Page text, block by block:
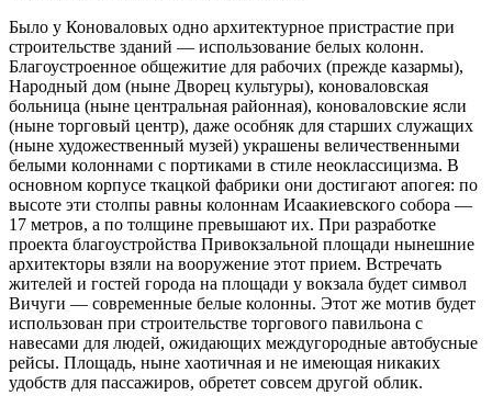
Было у Коноваловых одно архитектурное пристрастие при
строительстве зданий — использование белых колонн.
Благоустроенное общежитие для рабочих (прежде казармы),
Народный дом (ныне Дворец культуры), коноваловская
больница (ныне центральная районная), коноваловские ясли
(ныне торговый центр), даже особняк для старших служащих
(ныне художественный музей) украшены величественными
белыми колоннами с портиками в стиле неоклассицизма. В
основном корпусе ткацкой фабрики они достигают апогея: по
высоте эти столпы равны колоннам Исаакиевского собора —
17 метров, а по толщине превышают их. При разработке
проекта благоустройства Привокзальной площади нынешние
архитекторы взяли на вооружение этот прием. Встречать
жителей и гостей города на площади у вокзала будет символ
Вичуги — современные белые колонны. Этот же мотив будет
использован при строительстве торгового павильона с
навесами для людей, ожидающих междугородные автобусные
рейсы. Площадь, ныне хаотичная и не имеющая никаких
удобств для пассажиров, обретет совсем другой облик.